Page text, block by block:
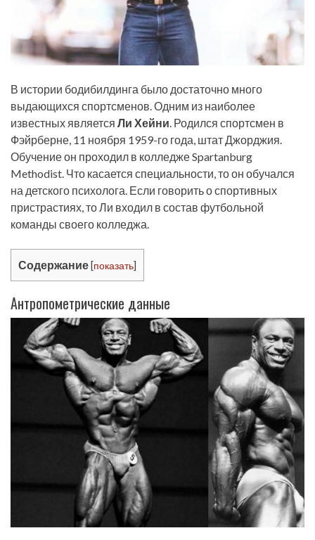
В истории бодибилдинга было достаточно много
выдающихся спортсменов. Одним из наиболее
известных является Ли Хейни. Родился спортсмен в
Фэйрберне, 11 ноября 1959-го года, штат Джорджия.
Обучение он проходил в колледже Spartanburg
Methodist. Что касается специальности, то он обучался
на детского психолога. Если говорить о спортивных
пристрастиях, то Ли входил в состав футбольной
команды своего колледжа.
Содержание [показать]
Антропометрические данные